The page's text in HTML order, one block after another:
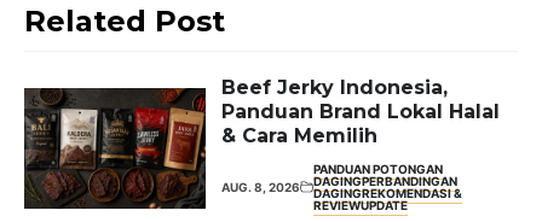
Related Post
Beef Jerky Indonesia,
Panduan Brand Lokal Halal
& Cara Memilih
AUG. 8, 2026
PANDUAN POTONGAN
DAGINGPERBANDINGAN
DAGINGREKOMENDASI &
REVIEWUPDATE